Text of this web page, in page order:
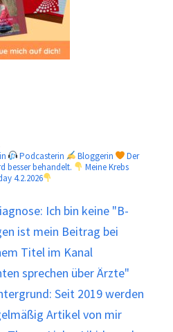
Podcasterin Bloggerin
Der
besser behandelt.
Meine Krebs
4.2.2026